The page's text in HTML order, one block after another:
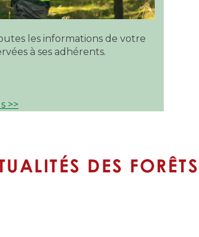
les informations de votre
à ses adhérents.
>>
DES